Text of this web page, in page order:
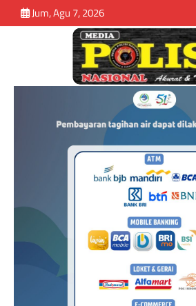
Jum, Agu 7, 2026